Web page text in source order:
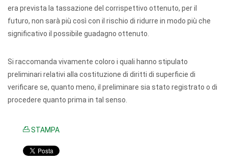
era prevista la tassazione del corrispettivo ottenuto, per il
futuro, non sarà più così con il rischio di ridurre in modo più che
significativo il possibile guadagno ottenuto.
Si raccomanda vivamente coloro i quali hanno stipulato
preliminari relativi alla costituzione di diritti di superficie di
verificare se, quanto meno, il preliminare sia stato registrato o di
procedere quanto prima in tal senso.
STAMPA